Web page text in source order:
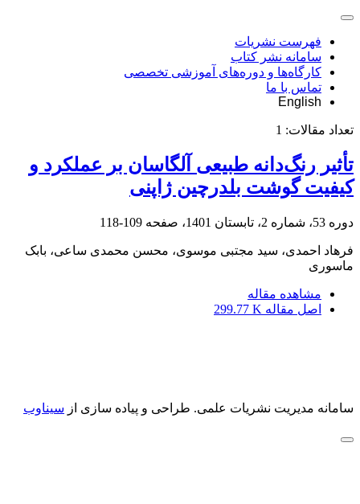
فهرست نشریات
سامانه نشر کتاب
کارگاه‌ها و دوره‌های آموزشی تخصصی
تماس با ما
English
تعداد مقالات: 1
تأثیر رنگ‌دانه طبیعی آلگاسان بر عملکرد و
کیفیت گوشت بلدرچین ژاپنی
دوره 53، شماره 2، تابستان 1401، صفحه 109-118
فرهاد احمدی، سید مجتبی موسوی، محسن محمدی ساعی، بابک
ماسوری
مشاهده مقاله
اصل مقاله 299.77 K
سامانه مدیریت نشریات علمی. طراحی و پیاده سازی از سیناوب